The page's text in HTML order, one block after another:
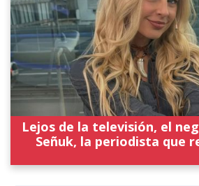
Lejos de la televisión, el
Señuk, la periodista que